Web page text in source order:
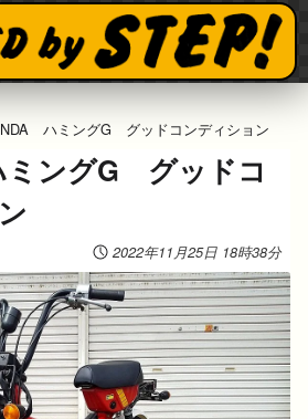
ハミングG グッドコンディション
ングG グッドコ
2022年11月25日 18時38分